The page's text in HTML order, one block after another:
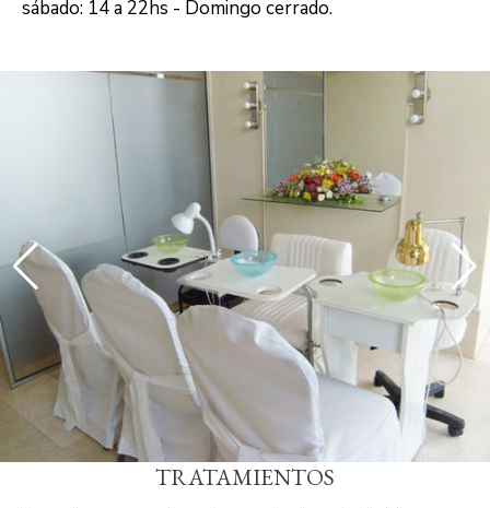
sábado: 14 a 22hs - Domingo cerrado.
TRATAMIENTOS